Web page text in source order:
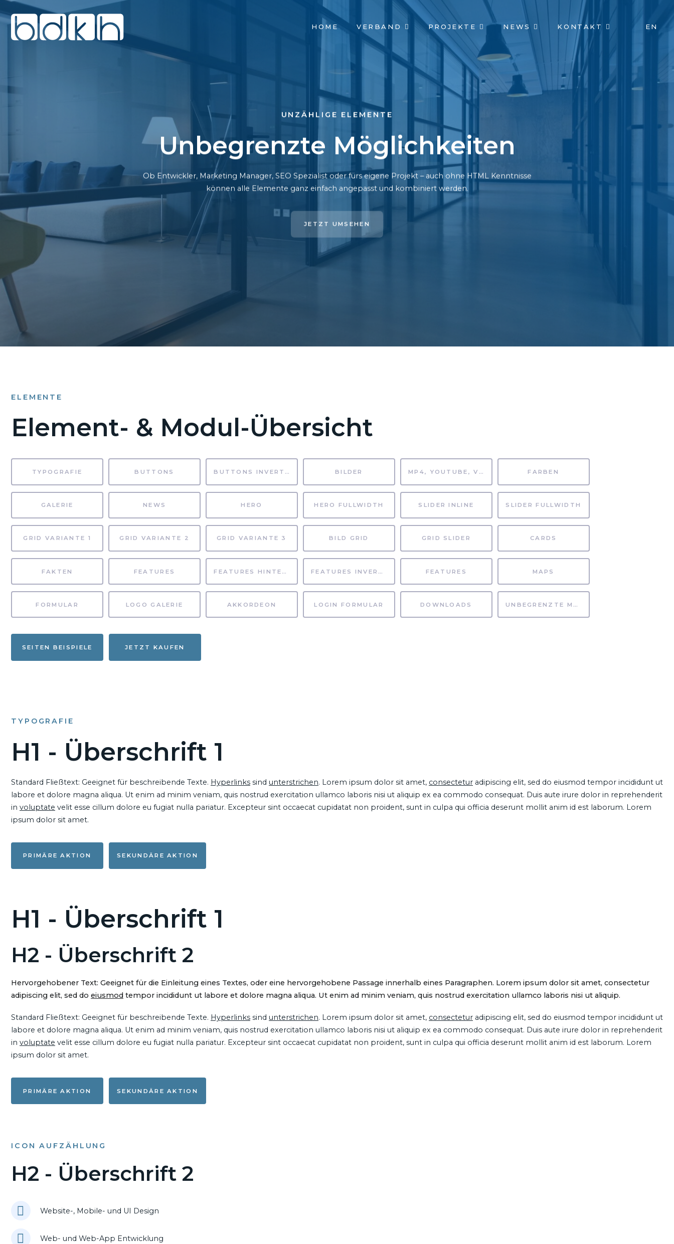
NAVIGATION
ÜBERSPRINGEN
HOME VERBAND PROJEKTE NEWS KONTAKT EN
UNZÄHLIGE ELEMENTE
Unbegrenzte Möglichkeiten
Ob Entwickler, Marketing Manager, SEO Spezialist oder fürs eigene Projekt – auch ohne HTML Kenntnisse
können alle Elemente ganz einfach angepasst und kombiniert werden.
JETZT UMSEHEN
ELEMENTE
Element- & Modul-Übersicht
TYPOGRAFIE BUTTONS BUTTONS INVERTIERT BILDER MP4, YOUTUBE, VIMEO FARBEN
GALERIE NEWS HERO HERO FULLWIDTH SLIDER INLINE SLIDER FULLWIDTH
GRID VARIANTE 1 GRID VARIANTE 2 GRID VARIANTE 3 BILD GRID GRID SLIDER CARDS
FAKTEN FEATURES FEATURES HINTERGRUND FEATURES INVERTIERT FEATURES MAPS
FORMULAR LOGO GALERIE AKKORDEON LOGIN FORMULAR DOWNLOADS UNBEGRENZTE MÖGLICHKEITEN
SEITEN BEISPIELE JETZT KAUFEN
TYPOGRAFIE
H1 - Überschrift 1
Standard Fließtext: Geeignet für beschreibende Texte. Hyperlinks sind unterstrichen. Lorem ipsum dolor sit amet, consectetur adipiscing elit, sed do eiusmod tempor incididunt ut
labore et dolore magna aliqua. Ut enim ad minim veniam, quis nostrud exercitation ullamco laboris nisi ut aliquip ex ea commodo consequat. Duis aute irure dolor in reprehenderit
in voluptate velit esse cillum dolore eu fugiat nulla pariatur. Excepteur sint occaecat cupidatat non proident, sunt in culpa qui officia deserunt mollit anim id est laborum. Lorem
ipsum dolor sit amet.
PRIMÄRE AKTION SEKUNDÄRE AKTION
H1 - Überschrift 1
H2 - Überschrift 2
Hervorgehobener Text: Geeignet für die Einleitung eines Textes, oder eine hervorgehobene Passage innerhalb eines Paragraphen. Lorem ipsum dolor sit amet, consectetur
adipiscing elit, sed do eiusmod tempor incididunt ut labore et dolore magna aliqua. Ut enim ad minim veniam, quis nostrud exercitation ullamco laboris nisi ut aliquip.
Standard Fließtext: Geeignet für beschreibende Texte. Hyperlinks sind unterstrichen. Lorem ipsum dolor sit amet, consectetur adipiscing elit, sed do eiusmod tempor incididunt ut
labore et dolore magna aliqua. Ut enim ad minim veniam, quis nostrud exercitation ullamco laboris nisi ut aliquip ex ea commodo consequat. Duis aute irure dolor in reprehenderit
in voluptate velit esse cillum dolore eu fugiat nulla pariatur. Excepteur sint occaecat cupidatat non proident, sunt in culpa qui officia deserunt mollit anim id est laborum. Lorem
ipsum dolor sit amet.
PRIMÄRE AKTION SEKUNDÄRE AKTION
ICON AUFZÄHLUNG
H2 - Überschrift 2
Website-, Mobile- und UI Design
Web- und Web-App Entwicklung